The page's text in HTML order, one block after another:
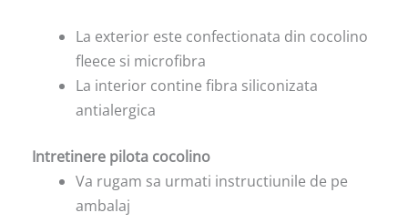
La exterior este confectionata din cocolino
fleece si microfibra
La interior contine fibra siliconizata
antialergica
Intretinere pilota cocolino
Va rugam sa urmati instructiunile de pe
ambalaj